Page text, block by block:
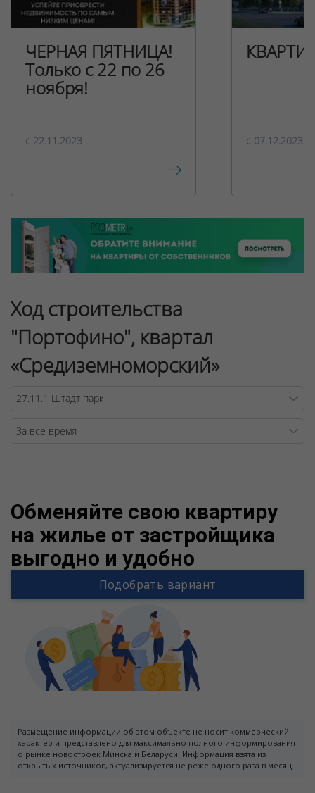
ЧЕРНАЯ ПЯТНИЦА!
Только с 22 по 26
ноября!
c 22.11.2023 c 07.12.2023
Ход строительства
"Портофино", квартал
«Средиземноморский»
Обменяйте свою квартиру
на жилье от застройщика
выгодно и удобно
Подобрать вариант
Размещение информации об этом объекте не носит коммерческий
характер и представлено для максимально полного информирования
о рынке новостроек Минска и Беларуси. Информация взята из
открытых источников, актуализируется не реже одного раза в месяц.